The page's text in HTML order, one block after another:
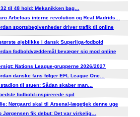
til 48 hold: Mekanikken bag…
Arbeloas interne revolution og Real Madrids…
sportsbegivenheder driver trafik til online
øjeblikke i dansk Superliga-fodbold
fodboldvæddemål bevæger sig mod online
Nations League-grupperne 2026/2027
danske fans følger EFL League One…
til stuen: Sådan skaber man…
fodbold-inspirerede spil
Nørgaard skal til Arsenal-lægetjek denne uge
Jørgensen fik debut: Det var virkelig…